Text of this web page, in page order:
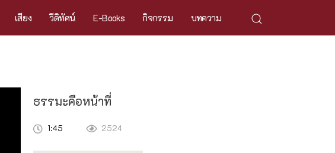
เสียง วีดิทัศน์ E-Books กิจกรรม บทความ
ธรรมะคือหน้าที่
1:45 2524